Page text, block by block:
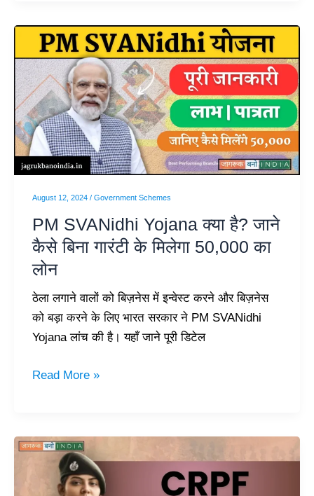
August 12, 2024 / Government Schemes
PM SVANidhi Yojana क्या है? जाने
कैसे बिना गारंटी के मिलेगा 50,000 का
लोन
ठेला लगाने वालों को बिज़नेस में इन्वेस्ट करने और बिज़नेस
को बड़ा करने के लिए भारत सरकार ने PM SVANidhi
Yojana लांच की है। यहाँ जाने पूरी डिटेल
PM
SVANidhi
Yojana
क्या
है?
जाने
बिना
मिलेगा
50,000
का
लोन
Read More »
CRPF